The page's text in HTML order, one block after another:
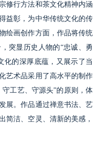
修行方法和茶文化精神内涵
益彰，为中华传统文化的传
绘画创作方面，作品将传统
突显历史人物的“忠诚、勇
化的深厚底蕴，又展示了当
艺术品采用了高水平的制作
工艺、守源头”的原则，体
展。作品通过禅意书法、艺
简洁、空灵、清新的美感，